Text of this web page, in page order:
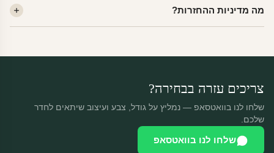
14:00 — יצאו באותו יום.
מה מדיניות ההחזרות?
צריכים עזרה בבחירה?
שלחו לנו בוואטסאפ — נמליץ על גודל, צבע ועיצוב שיתאים לחדר
שלכם.
שלחו לנו בוואטסאפ